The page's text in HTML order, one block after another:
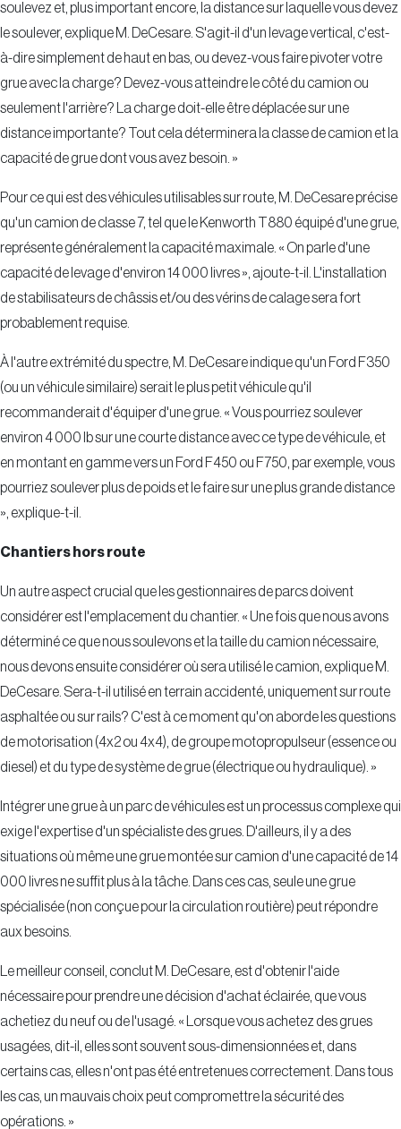
soulevez et, plus important encore, la distance sur laquelle vous devez
le soulever, explique M. DeCesare. S'agit-il d'un levage vertical, c'est-
à-dire simplement de haut en bas, ou devez-vous faire pivoter votre
grue avec la charge? Devez-vous atteindre le côté du camion ou
seulement l'arrière? La charge doit-elle être déplacée sur une
distance importante? Tout cela déterminera la classe de camion et la
capacité de grue dont vous avez besoin. »
Pour ce qui est des véhicules utilisables sur route, M. DeCesare précise
qu'un camion de classe 7, tel que le Kenworth T880 équipé d'une grue,
représente généralement la capacité maximale. « On parle d'une
capacité de levage d'environ 14 000 livres », ajoute-t-il. L'installation
de stabilisateurs de châssis et/ou des vérins de calage sera fort
probablement requise.
À l'autre extrémité du spectre, M. DeCesare indique qu'un Ford F350
(ou un véhicule similaire) serait le plus petit véhicule qu'il
recommanderait d'équiper d'une grue. « Vous pourriez soulever
environ 4 000 lb sur une courte distance avec ce type de véhicule, et
en montant en gamme vers un Ford F450 ou F750, par exemple, vous
pourriez soulever plus de poids et le faire sur une plus grande distance
», explique-t-il.
Chantiers hors route
Un autre aspect crucial que les gestionnaires de parcs doivent
considérer est l'emplacement du chantier. « Une fois que nous avons
déterminé ce que nous soulevons et la taille du camion nécessaire,
nous devons ensuite considérer où sera utilisé le camion, explique M.
DeCesare. Sera-t-il utilisé en terrain accidenté, uniquement sur route
asphaltée ou sur rails? C'est à ce moment qu'on aborde les questions
de motorisation (4x2 ou 4x4), de groupe motopropulseur (essence ou
diesel) et du type de système de grue (électrique ou hydraulique). »
Intégrer une grue à un parc de véhicules est un processus complexe qui
exige l'expertise d'un spécialiste des grues. D'ailleurs, il y a des
situations où même une grue montée sur camion d'une capacité de 14
000 livres ne suffit plus à la tâche. Dans ces cas, seule une grue
spécialisée (non conçue pour la circulation routière) peut répondre
aux besoins.
Le meilleur conseil, conclut M. DeCesare, est d'obtenir l'aide
nécessaire pour prendre une décision d'achat éclairée, que vous
achetiez du neuf ou de l'usagé. « Lorsque vous achetez des grues
usagées, dit-il, elles sont souvent sous-dimensionnées et, dans
certains cas, elles n'ont pas été entretenues correctement. Dans tous
les cas, un mauvais choix peut compromettre la sécurité des
opérations. »